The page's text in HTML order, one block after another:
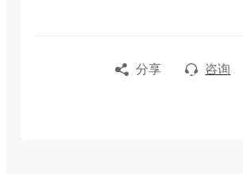
分享 咨询